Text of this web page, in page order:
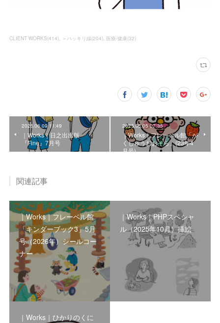
CLIENT WORKS(414) ＞ハッキリ線(204) 医療/健康(32)
2025.06.09 11:49
｜Works｜日之出出版
『Fine』7月号
2025.06.05 07:35
｜Works｜フレーベル館「が
くしゅうおおぞら」(23年4
月号)
関連記事
｜Works｜フレーベル館
「キンダーブック3」5月
号（2026年）シールコー
ナー
｜Works｜PHPスペシャ
ル（2025年10月）挿絵
｜Works｜ひかりのくに